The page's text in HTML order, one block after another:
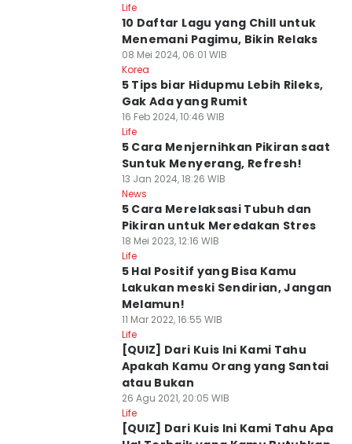
Life
10 Daftar Lagu yang Chill untuk
Menemani Pagimu, Bikin Relaks
08 Mei 2024, 06:01 WIB
Korea
5 Tips biar Hidupmu Lebih Rileks,
Gak Ada yang Rumit
16 Feb 2024, 10:46 WIB
Life
5 Cara Menjernihkan Pikiran saat
Suntuk Menyerang, Refresh!
13 Jan 2024, 18:26 WIB
News
5 Cara Merelaksasi Tubuh dan
Pikiran untuk Meredakan Stres
18 Mei 2023, 12:16 WIB
Life
5 Hal Positif yang Bisa Kamu
Lakukan meski Sendirian, Jangan
Melamun!
11 Mar 2022, 16:55 WIB
Life
[QUIZ] Dari Kuis Ini Kami Tahu
Apakah Kamu Orang yang Santai
atau Bukan
26 Agu 2021, 20:05 WIB
Life
[QUIZ] Dari Kuis Ini Kami Tahu Apa